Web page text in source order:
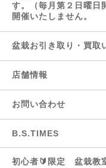
す。（毎月第２日曜日
開催いたしません。
盆栽お引き取り・買取
店舗情報
お問い合わせ
B.S.TIMES
初心者🔰限定 盆栽教